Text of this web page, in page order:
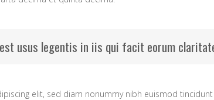
usus legentis in iis qui facit eorum
elit, sed diam nonummy nibh euismod